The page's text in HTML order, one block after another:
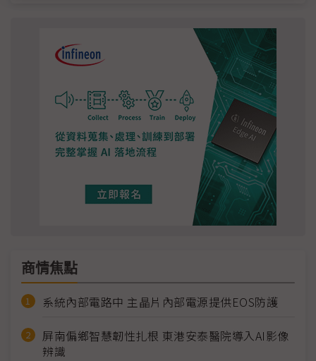
商情焦點
系統內部電路中 主晶片內部電源提供EOS防護
屏南偏鄉智慧韌性扎根 東港安泰醫院導入AI影像
辨識